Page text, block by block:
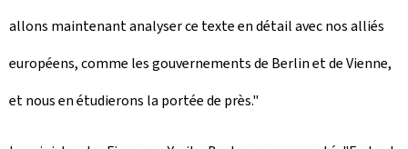
allons maintenant analyser ce texte en détail avec nos alliés
européens, comme les gouvernements de Berlin et de Vienne,
et nous en étudierons la portée de près."